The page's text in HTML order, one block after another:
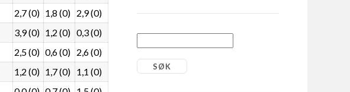
2,7 (0) 1,8 (0) 2,9 (0)
3,9 (0) 1,2 (0) 0,3 (0)
2,5 (0) 0,6 (0) 2,6 (0)
1,2 (0) 1,7 (0) 1,1 (0)